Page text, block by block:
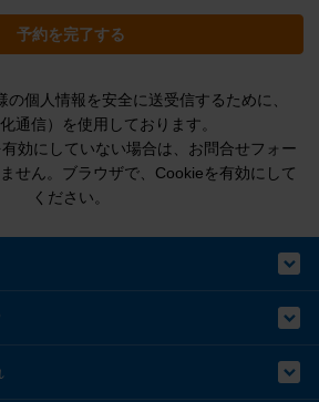
予約を完了する
個人情報を安全に送受信するために、
通信）を使用しております。
効にしていない場合は、お問合せフォー
せん。ブラウザで、Cookieを有効にして
ください。